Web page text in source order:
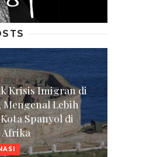
Krisis Imigran di
Mengenal Lebih
Spanyol di
Afrika